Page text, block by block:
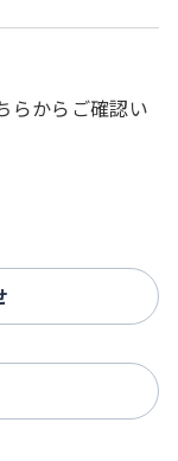
らからご確認い